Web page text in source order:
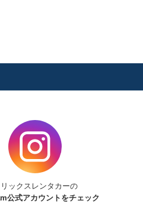
ックスレンタカーの
公式アカウントをチェック